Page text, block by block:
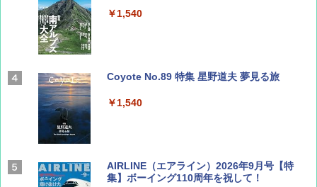
￥1,540
Coyote No.89 特集 星野道夫 夢見る旅
￥1,540
AIRLINE（エアライン）2026年9月号【特
集】ボーイング110周年を祝して！